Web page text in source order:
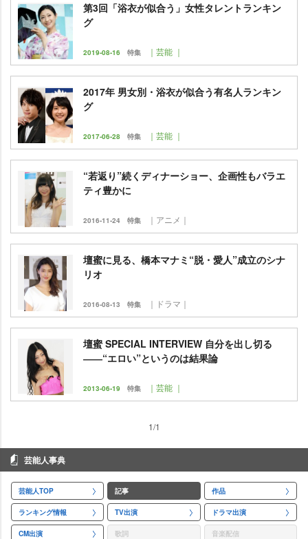
第3回「浴衣が似合う」女性タレントランキン
グ
2019-08-16 特集 ｜芸能 ｜
2017年 男女別・浴衣が似合う有名人ランキン
グ
2017-06-28 特集 ｜芸能 ｜
“若返り”続くディナーショー、企画性もバラエ
ティ豊かに
2016-11-24 特集 ｜アニメ｜
壇蜜に見る、橋本マナミ“脱・愛人”成立のシナ
リオ
2016-08-13 特集 ｜ドラマ｜
壇蜜 SPECIAL INTERVIEW 自分を出し切る
――“エロい”というのは結果論
2013-06-19 特集 ｜芸能 ｜
1/1
芸能人事典
芸能人TOP 記事 作品
ランキング情報 TV出演 ドラマ出演
CM出演 歌詞 音楽配信